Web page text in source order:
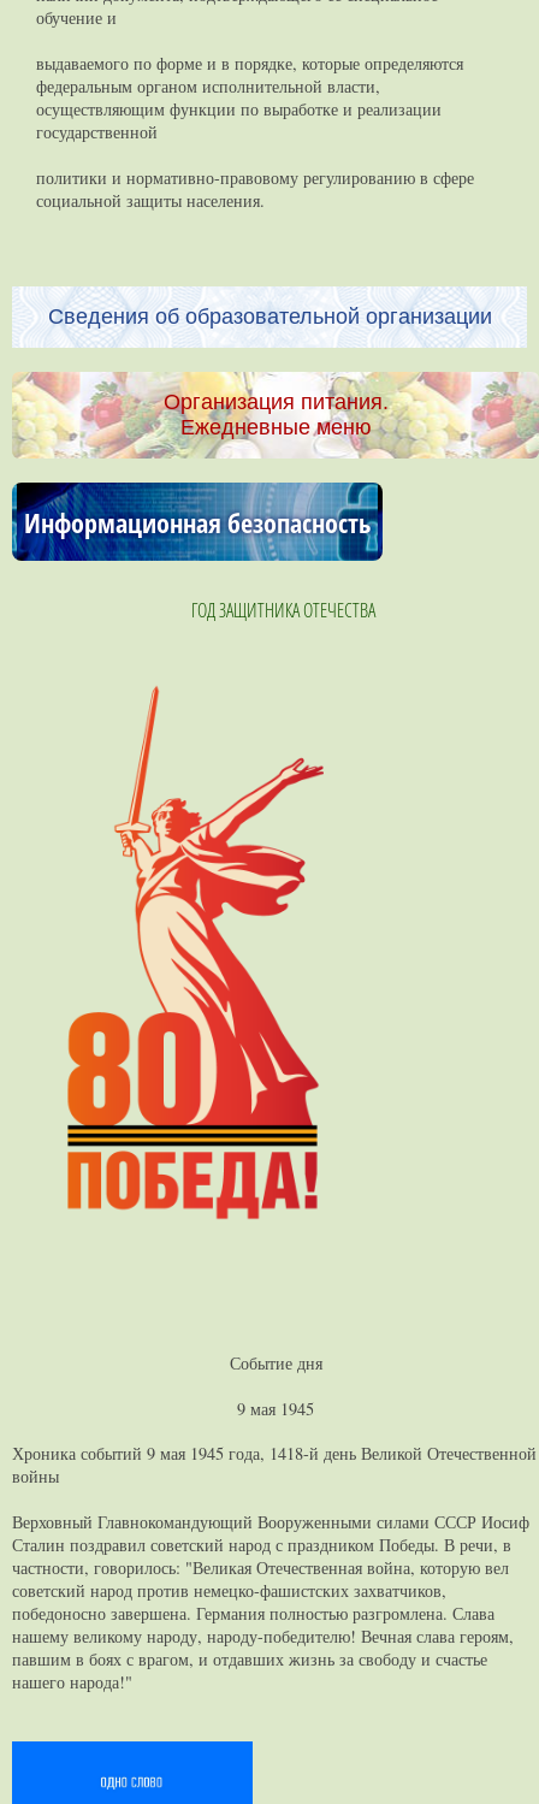
обучение и
выдаваемого по форме и в порядке, которые определяются
федеральным органом исполнительной власти,
осуществляющим функции по выработке и реализации
государственной
политики и нормативно-правовому регулированию в сфере
социальной защиты населения.
Сведения об образовательной организации
Организация питания.
Ежедневные меню
Информационная безопасность
ГОД ЗАЩИТНИКА ОТЕЧЕСТВА
Событие дня
9 мая 1945
Хроника событий 9 мая 1945 года, 1418-й день Великой Отечественной
войны
Верховный Главнокомандующий Вооруженными силами СССР Иосиф
Сталин поздравил советский народ с праздником Победы. В речи, в
частности, говорилось: "Великая Отечественная война, которую вел
советский народ против немецко-фашистских захватчиков,
победоносно завершена. Германия полностью разгромлена. Слава
нашему великому народу, народу-победителю! Вечная слава героям,
павшим в боях с врагом, и отдавших жизнь за свободу и счастье
нашего народа!"